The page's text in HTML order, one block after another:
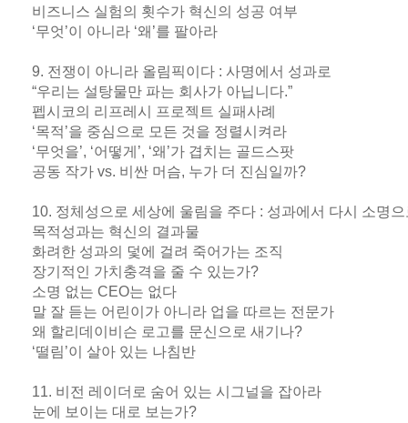
비즈니스 실험의 횟수가 혁신의 성공 여부
‘무엇’이 아니라 ‘왜’를 팔아라
9. 전쟁이 아니라 올림픽이다 : 사명에서 성과로
“우리는 설탕물만 파는 회사가 아닙니다.”
펩시코의 리프레시 프로젝트 실패사례
‘목적’을 중심으로 모든 것을 정렬시켜라
‘무엇을’, ‘어떻게’, ‘왜’가 겹치는 골드스팟
공동 작가 vs. 비싼 머슴, 누가 더 진심일까?
10. 정체성으로 세상에 울림을 주다 : 성과에서 다시 소명
목적성과는 혁신의 결과물
화려한 성과의 덫에 걸려 죽어가는 조직
장기적인 가치충격을 줄 수 있는가?
소명 없는 CEO는 없다
말 잘 듣는 어린이가 아니라 업을 따르는 전문가
왜 할리데이비슨 로고를 문신으로 새기나?
‘떨림’이 살아 있는 나침반
11. 비전 레이더로 숨어 있는 시그널을 잡아라
눈에 보이는 대로 보는가?